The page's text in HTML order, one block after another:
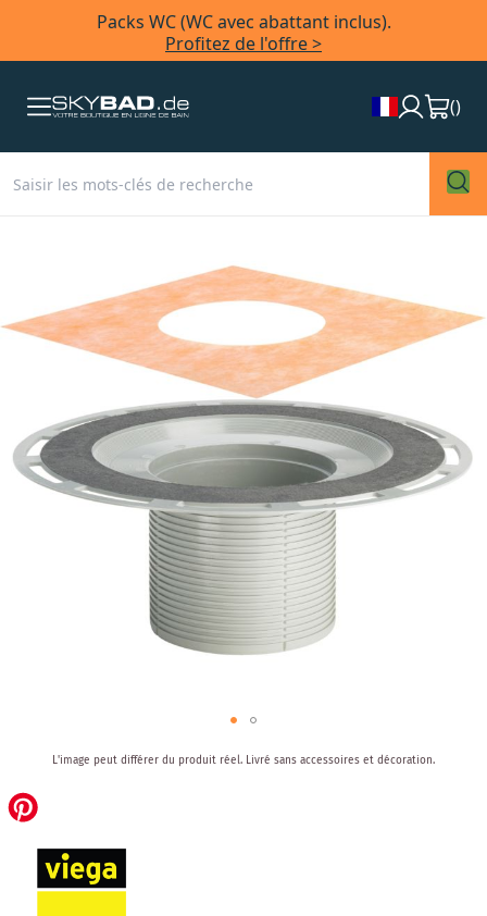
Packs WC (WC avec abattant inclus).
Profitez de l'offre >
()
the
the
beginning
images
gallery
L'image peut différer du produit réel. Livré sans accessoires et décoration.